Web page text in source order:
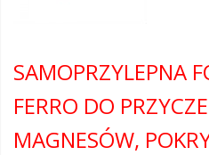
SAMOPRZYLEPNA
FERRO DO
MAGNESÓW,